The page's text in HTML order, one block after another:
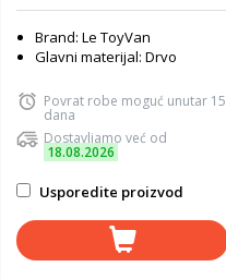
Brand: Le ToyVan
Glavni materijal: Drvo
Povrat robe moguć unutar 15
dana
Dostavljamo već od
18.08.2026
Usporedite proizvod